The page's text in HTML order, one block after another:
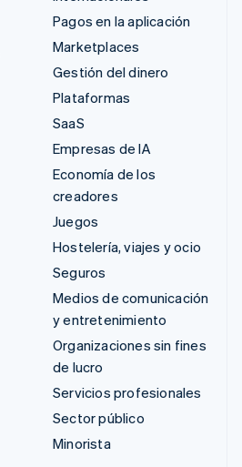
Pagos en la aplicación
Marketplaces
Gestión del dinero
Plataformas
SaaS
Empresas de IA
Economía de los
creadores
Juegos
Hostelería, viajes y ocio
Seguros
Medios de comunicación
y entretenimiento
Organizaciones sin fines
de lucro
Servicios profesionales
Sector público
Minorista